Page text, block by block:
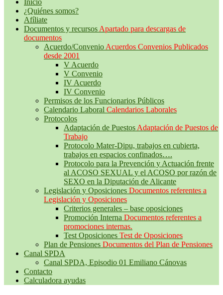
Inicio
¿Quiénes somos?
Afíliate
Documentos y recursos Apartado para descargas de
documentos
Acuerdo/Convenio Acuerdos Convenios Publicados
desde 2001
V Acuerdo
V Convenio
IV Acuerdo
IV Convenio
Permisos de los Funcionarios Públicos
Calendario Laboral Calendarios Laborales
Protocolos
Adaptación de Puestos Adaptación de Puestos de
Trabajo
Protocolo Mater-Dipu, trabajos en cubierta,
trabajos en espacios confinados….
Protocolo para la Prevención y Actuación frente
al ACOSO SEXUAL y el ACOSO por razón de
SEXO en la Diputación de Alicante
Legislación y Oposiciones Documentos referentes a
Legislación y Oposiciones
Criterios generales – base oposiciones
Promoción Interna Documentos referentes a
promociones internas.
Test Oposiciones Test de Oposiciones
Plan de Pensiones Documentos del Plan de Pensiones
Canal SPDA
Canal SPDA, Episodio 01 Emiliano Cánovas
Contacto
Calculadora ayudas